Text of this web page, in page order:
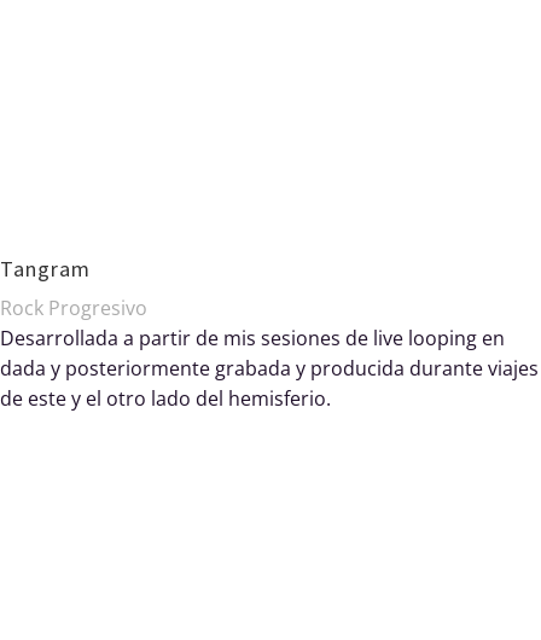
Tangram
Rock Progresivo
Desarrollada a partir de mis sesiones de live looping en
dada y posteriormente grabada y producida durante viajes
de este y el otro lado del hemisferio.